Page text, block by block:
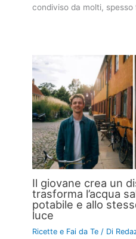
condiviso da molti, spesso
Il giovane crea un
trasforma l’acqua
potabile e allo
luce
Ricette e Fai da Te / Di